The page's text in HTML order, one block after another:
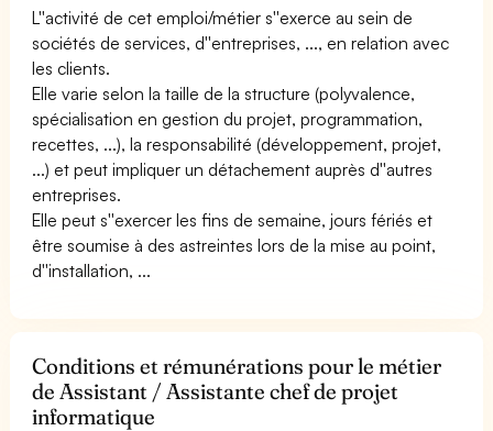
L''activité de cet emploi/métier s''exerce au sein de
sociétés de services, d''entreprises, ..., en relation avec
les clients.
Elle varie selon la taille de la structure (polyvalence,
spécialisation en gestion du projet, programmation,
recettes, ...), la responsabilité (développement, projet,
...) et peut impliquer un détachement auprès d''autres
entreprises.
Elle peut s''exercer les fins de semaine, jours fériés et
être soumise à des astreintes lors de la mise au point,
d''installation, ...
Conditions et rémunérations pour le métier
de Assistant / Assistante chef de projet
informatique